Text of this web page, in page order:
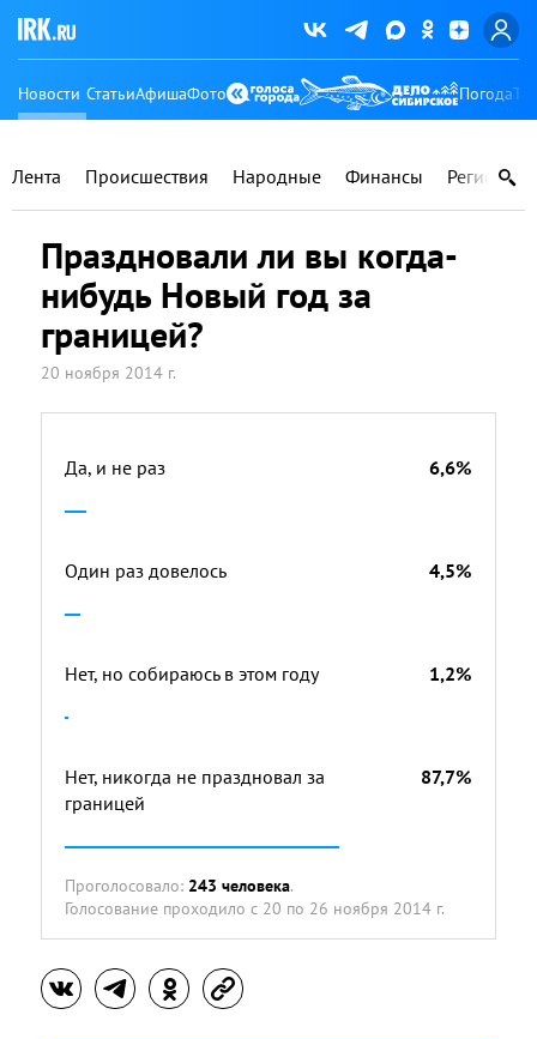
Новости СтатьиАфишаФото Погода
Лента Происшествия Народные Финансы Регионы
Праздновали ли вы когда-
нибудь Новый год за
границей?
20 ноября 2014 г.
Да, и не раз 6,6%
Один раз довелось 4,5%
Нет, но собираюсь в этом году 1,2%
Нет, никогда не праздновал за
границей
87,7%
Проголосовало: 243 человека.
Голосование проходило с 20 по 26 ноября 2014 г.